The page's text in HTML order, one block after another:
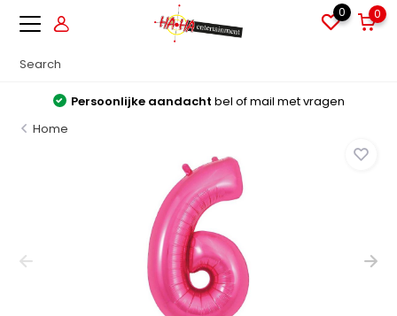
0 0
Persoonlijke aandacht bel of mail met vragen
Home